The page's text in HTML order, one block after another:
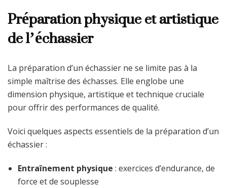
Préparation physique et artistique
de l’échassier
La préparation d’un échassier ne se limite pas à la
simple maîtrise des échasses. Elle englobe une
dimension physique, artistique et technique cruciale
pour offrir des performances de qualité.
Voici quelques aspects essentiels de la préparation d’un
échassier :
Entraînement physique : exercices d’endurance, de
force et de souplesse